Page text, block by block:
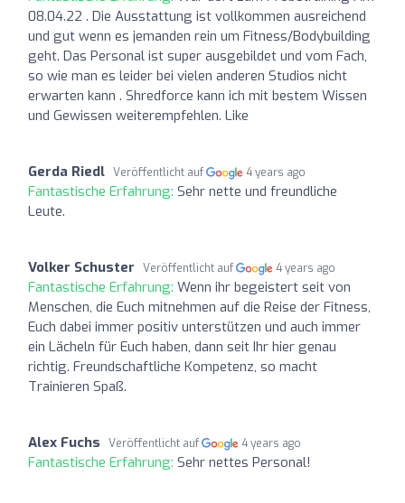
08.04.22 . Die Ausstattung ist vollkommen ausreichend
und gut wenn es jemanden rein um Fitness/Bodybuilding
geht. Das Personal ist super ausgebildet und vom Fach,
so wie man es leider bei vielen anderen Studios nicht
erwarten kann . Shredforce kann ich mit bestem Wissen
und Gewissen weiterempfehlen. Like
Gerda Riedl Veröffentlicht auf 4 years ago
Fantastische Erfahrung: Sehr nette und freundliche
Leute.
Volker Schuster Veröffentlicht auf 4 years ago
Fantastische Erfahrung: Wenn ihr begeistert seit von
Menschen, die Euch mitnehmen auf die Reise der Fitness,
Euch dabei immer positiv unterstützen und auch immer
ein Lächeln für Euch haben, dann seit Ihr hier genau
richtig. Freundschaftliche Kompetenz, so macht
Trainieren Spaß.
Alex Fuchs Veröffentlicht auf 4 years ago
Fantastische Erfahrung: Sehr nettes Personal!